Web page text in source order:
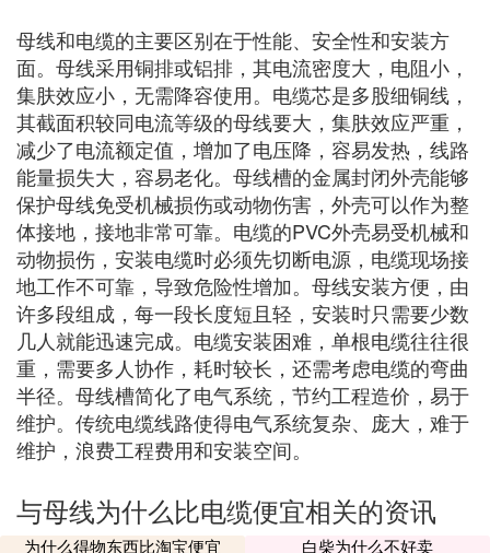
母线和电缆的主要区别在于性能、安全性和安装方
面。母线采用铜排或铝排，其电流密度大，电阻小，
集肤效应小，无需降容使用。电缆芯是多股细铜线，
其截面积较同电流等级的母线要大，集肤效应严重，
减少了电流额定值，增加了电压降，容易发热，线路
能量损失大，容易老化。母线槽的金属封闭外壳能够
保护母线免受机械损伤或动物伤害，外壳可以作为整
体接地，接地非常可靠。电缆的PVC外壳易受机械和
动物损伤，安装电缆时必须先切断电源，电缆现场接
地工作不可靠，导致危险性增加。母线安装方便，由
许多段组成，每一段长度短且轻，安装时只需要少数
几人就能迅速完成。电缆安装困难，单根电缆往往很
重，需要多人协作，耗时较长，还需考虑电缆的弯曲
半径。母线槽简化了电气系统，节约工程造价，易于
维护。传统电缆线路使得电气系统复杂、庞大，难于
维护，浪费工程费用和安装空间。
与母线为什么比电缆便宜相关的资讯
为什么得物东西比淘宝便宜
白柴为什么不好卖